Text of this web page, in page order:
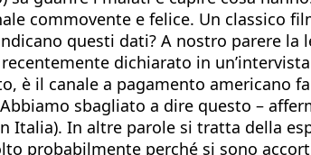
commovente e felice. Un classico
questi dati? A nostro parere
dichiarato in
è il canale a pagamento
Abbiamo sbagliato a dire questo –
Italia). In altre parole si tratta della
probabilmente perché si sono